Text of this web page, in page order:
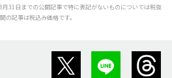
31日までの公開記事で特に表記がないものについては税抜
の記事は税込み価格です。